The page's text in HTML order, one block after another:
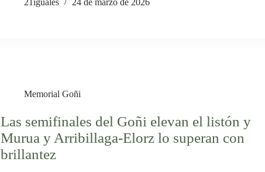
21iguales
24 de marzo de 2026
Memorial Goñi
Las semifinales del Goñi elevan el listón y
Murua y Arribillaga-Elorz lo superan con
brillantez